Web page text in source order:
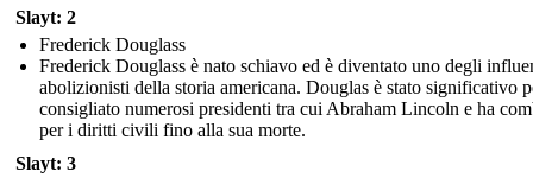
Slayt: 2
Frederick Douglass
Frederick Douglass è nato schiavo ed è diventato uno degli
abolizionisti della storia americana. Douglas è stato significativo
consigliato numerosi presidenti tra cui Abraham Lincoln e ha
per i diritti civili fino alla sua morte.
Slayt: 3